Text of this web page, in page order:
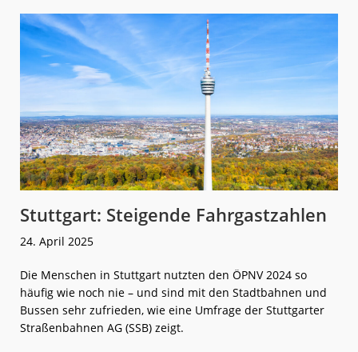
des
Fahrpersonals
sind
Stuttgart: Steigende Fahrgastzahlen
24. April 2025
Die Menschen in Stuttgart nutzten den ÖPNV 2024 so
häufig wie noch nie – und sind mit den Stadtbahnen und
Bussen sehr zufrieden, wie eine Umfrage der Stuttgarter
Straßenbahnen AG (SSB) zeigt.